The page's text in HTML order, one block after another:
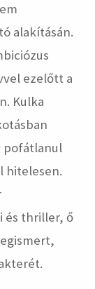
alakításán.
ezelőtt a
Kulka
pofátlanul
hitelesen.
és thriller, ő